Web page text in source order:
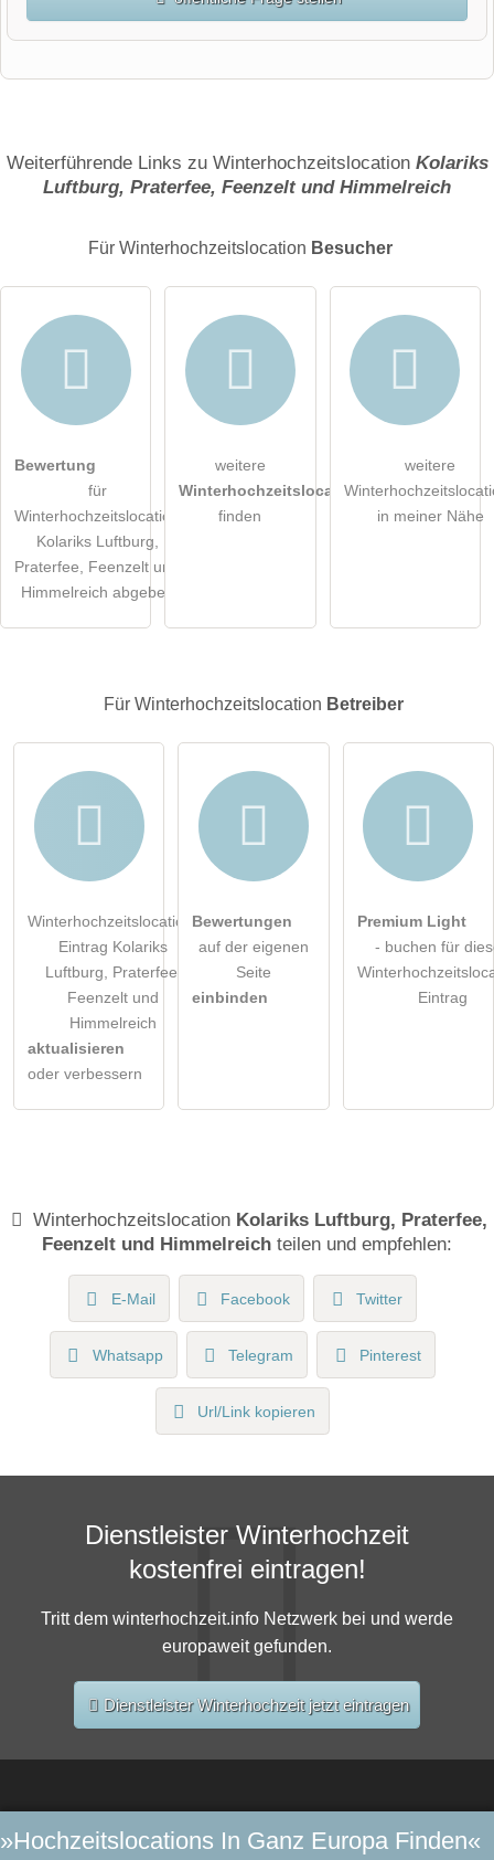
E-Mail-Adresse (wird nicht veröffentlicht)
Die Datenschutzerklärung habe ich zur Kenntnis genommen.
öffentliche Frage stellen
Hinweis:Bitte beachten Sie, öffentliche Fragen sind
Besucher sichtbar
.
Weiterführende Links zu Winterhochzeitslocation Kolariks
Luftburg, Praterfee, Feenzelt und Himmelreich
Für Winterhochzeitslocation Besucher
Bewertung
für
Winterhochzeitslocation
Kolariks Luftburg,
Praterfee, Feenzelt und
Himmelreich abgeben
weitere
Winterhochzeitslocations
finden
weitere
in meiner Nähe
Für Winterhochzeitslocation Betreiber
Winterhochzeitslocation-
Eintrag Kolariks
Luftburg, Praterfee,
Feenzelt und
Himmelreich
aktualisieren
oder verbessern
Bewertungen
auf der eigenen
Seite
einbinden
Premium Light
- buchen für
Eintrag
Winterhochzeitslocation Kolariks Luftburg, Praterfee,
Feenzelt und Himmelreich teilen und empfehlen:
E-Mail Facebook Twitter
Whatsapp Telegram Pinterest
Url/Link kopieren
Dienstleister Winterhochzeit
kostenfrei eintragen!
Tritt dem winterhochzeit.info Netzwerk bei und werde
europaweit gefunden.
Dienstleister Winterhochzeit jetzt eintragen
»Hochzeitslocations In Ganz Europa Finden«